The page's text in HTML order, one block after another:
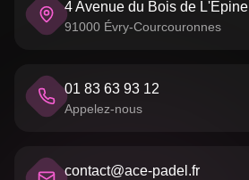
4 Avenue du Bois de L'Épine
91000 Évry-Courcouronnes
01 83 63 93 12
Appelez-nous
contact@ace-padel.fr